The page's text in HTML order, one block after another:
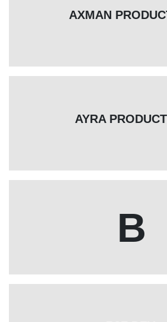
AXMAN
AYRA
B